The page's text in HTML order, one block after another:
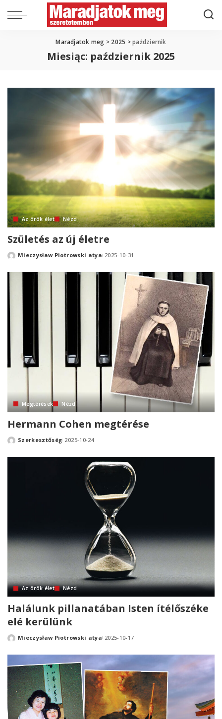
Maradjatok meg > 2025 >październik
Miesiąc: październik 2025
Az örök élet Nézd
Születés az új életre
PostedMieczysław Piotrowski atya 2025-10-31
Megtérések Nézd
Hermann Cohen megtérése
PostedSzerkesztőség 2025-10-24
Az örök élet Nézd
Halálunk pillanatában Isten ítélőszéke
elé kerülünk
PostedMieczysław Piotrowski atya 2025-10-17